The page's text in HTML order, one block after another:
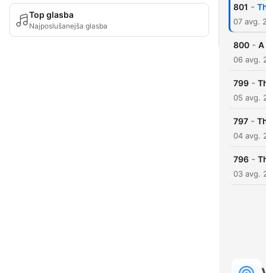
Top glasba
Najposlušanejša glasba
801 -
07 avg.
800 - A
06 avg.
799 -
05 avg.
797 -
04 avg.
796 -
03 avg.